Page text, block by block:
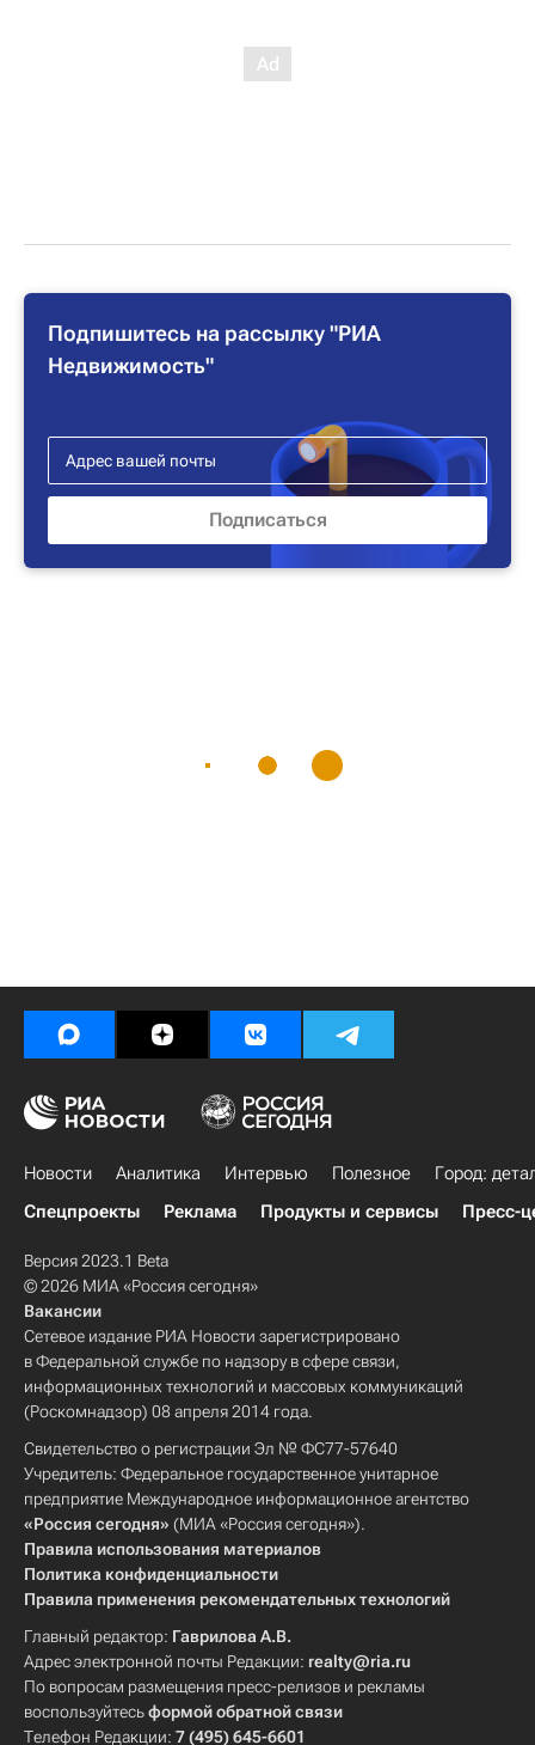
Подпишитесь на рассылку "РИА
Недвижимость"
Новости Аналитика Интервью Полезное
Город:
Спецпроекты
Реклама Продукты и сервисы Пресс-
Версия 2023.1 Beta
© 2026 МИА «Россия сегодня»
Вакансии
Сетевое издание РИА Новости зарегистрировано
в Федеральной службе по надзору в сфере связи,
информационных технологий и массовых коммуникаций
(Роскомнадзор) 08 апреля 2014 года.
Свидетельство о регистрации Эл № ФС77-57640
Учредитель: Федеральное государственное унитарное
предприятие Международное информационное агентство
«Россия сегодня» (МИА «Россия сегодня»).
Правила использования материалов
Политика конфиденциальности
Правила применения рекомендательных технологий
Главный редактор: Гаврилова А.В.
Адрес электронной почты Редакции: realty@ria.ru
По вопросам размещения пресс-релизов и рекламы
воспользуйтесьформой обратной связи
Телефон Редакции: 7 (495) 645-6601